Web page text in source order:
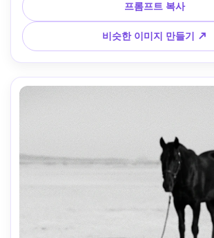
프롬프트 복사
비슷한 이미지 만들기 ↗